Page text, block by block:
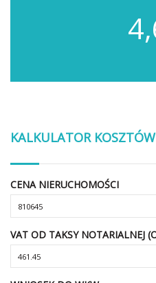
KALKULATOR KOSZTÓW
CENA NIERUCHOMOŚCI
VAT OD TAKSY NOTARIALNEJ